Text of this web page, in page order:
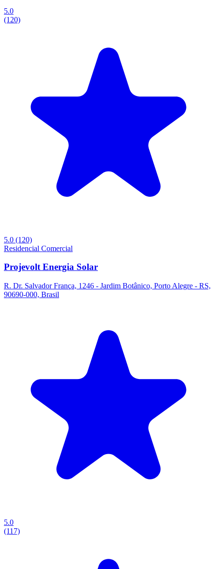
5.0
(120)
5.0 (120)
Residencial Comercial
Projevolt Energia Solar
R. Dr. Salvador França, 1246 - Jardim Botânico, Porto Alegre - RS,
90690-000, Brasil
5.0
(117)